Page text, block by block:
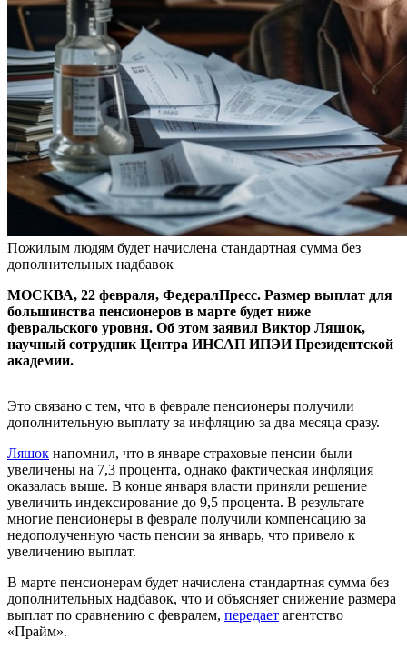
Пожилым людям будет начислена стандартная сумма без
дополнительных надбавок
МОСКВА, 22 февраля, ФедералПресс. Размер выплат для
большинства пенсионеров в марте будет ниже
февральского уровня. Об этом заявил Виктор Ляшок,
научный сотрудник Центра ИНСАП ИПЭИ Президентской
академии.
Это связано с тем, что в феврале пенсионеры получили
дополнительную выплату за инфляцию за два месяца сразу.
Ляшок напомнил, что в январе страховые пенсии были
увеличены на 7,3 процента, однако фактическая инфляция
оказалась выше. В конце января власти приняли решение
увеличить индексирование до 9,5 процента. В результате
многие пенсионеры в феврале получили компенсацию за
недополученную часть пенсии за январь, что привело к
увеличению выплат.
В марте пенсионерам будет начислена стандартная сумма без
дополнительных надбавок, что и объясняет снижение размера
выплат по сравнению с февралем, передает агентство
«Прайм».